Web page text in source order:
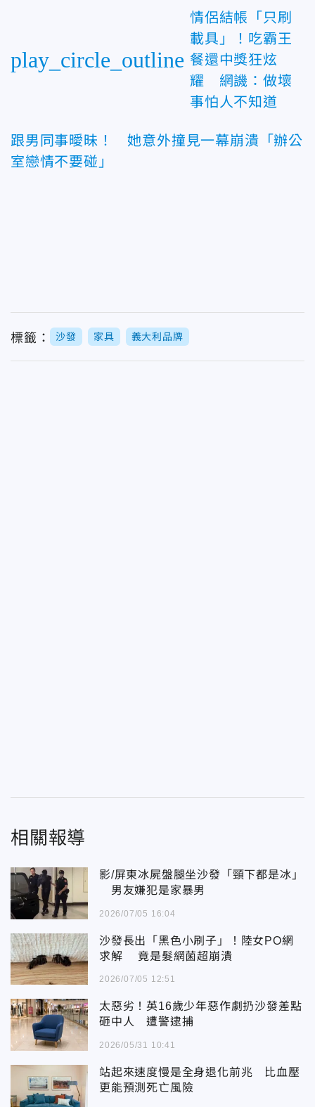
play_circle_outline
情侶結帳「只刷
載具」！吃霸王
餐還中獎狂炫
耀 網譏：做壞
事怕人不知道
跟男同事曖昧！ 她意外撞見一幕崩潰「辦公
室戀情不要碰」
標籤： 沙發 家具 義大利品牌
相關報導
影/屏東冰屍盤腿坐沙發「頸下都是冰」
男友嫌犯是家暴男
2026/07/05 16:04
沙發長出「黑色小刷子」！陸女PO網
求解 竟是髮網菌超崩潰
2026/07/05 12:51
太惡劣！英16歲少年惡作劇扔沙發差點
砸中人 遭警逮捕
2026/05/31 10:41
站起來速度慢是全身退化前兆 比血壓
更能預測死亡風險